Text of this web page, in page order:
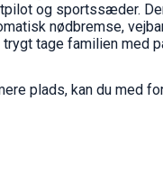
og sportssæder.
nødbremse,
tage familien med
plads, kan du med